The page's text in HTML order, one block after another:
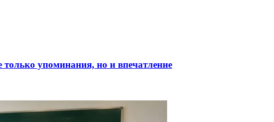
упоминания, но и впечатление